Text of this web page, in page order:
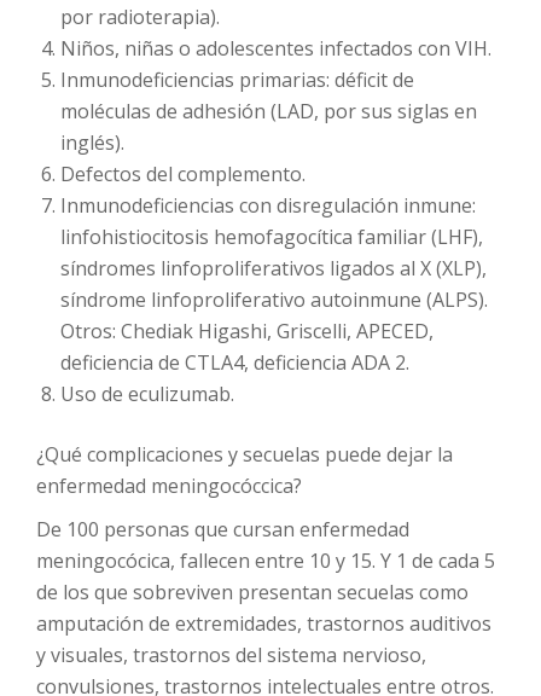
por radioterapia).
Niños, niñas o adolescentes infectados con VIH.
Inmunodeficiencias primarias: déficit de
moléculas de adhesión (LAD, por sus siglas en
inglés).
Defectos del complemento.
Inmunodeficiencias con disregulación inmune:
linfohistiocitosis hemofagocítica familiar (LHF),
síndromes linfoproliferativos ligados al X (XLP),
síndrome linfoproliferativo autoinmune (ALPS).
Otros: Chediak Higashi, Griscelli, APECED,
deficiencia de CTLA4, deficiencia ADA 2.
Uso de eculizumab.
¿Qué complicaciones y secuelas puede dejar la
enfermedad meningocóccica?
De 100 personas que cursan enfermedad
meningocócica, fallecen entre 10 y 15. Y 1 de cada 5
de los que sobreviven presentan secuelas como
amputación de extremidades, trastornos auditivos
y visuales, trastornos del sistema nervioso,
convulsiones, trastornos intelectuales entre otros.